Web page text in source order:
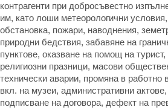
контрагенти при добросъвестно
им, като лоши метеорологични
обстановка, пожари, наводнения,
природни бедствия, забавяне на
пунктове, оказване на помощ на
религиозни празници, масови
технически аварии, промяна в работно
вкл. на музеи, административни
подписване на договора, дефект на